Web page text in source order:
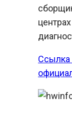
Ссылка